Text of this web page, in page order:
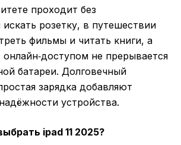
проходит без
розетку, в путешествии
фильмы и читать книги, а
онлайн‑доступом не прерывается
батареи. Долговечный
зарядка добавляют
устройства.
ipad 11 2025?